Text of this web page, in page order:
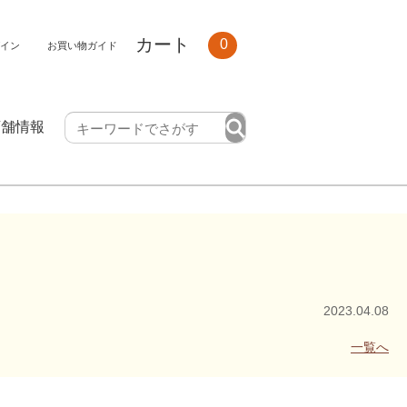
ン お買い物ガイド カート 0
情報
2023.04.08
一覧へ